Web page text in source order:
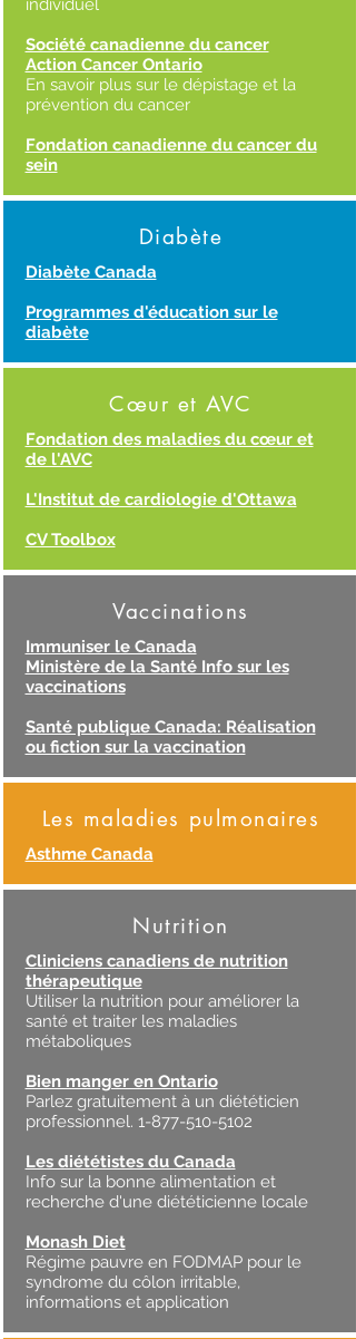
individuel
Société canadienne du cancer
Action Cancer Ontario
En savoir plus sur le dépistage et la
prévention du cancer
Fondation canadienne du cancer du
sein
Diabète
Diabète Canada
Programmes d'éducation sur le
diabète
Cœur et AVC
Fondation des maladies du cœur et
de l'AVC
L'Institut de cardiologie d'Ottawa
CV Toolbox
Vaccinations
Immuniser le Canada
Ministère de la Santé Info sur les
vaccinations
Santé publique Canada: Réalisation
ou fiction sur la vaccination
Les maladies pulmonaires
Asthme Canada
Nutrition
Cliniciens canadiens de nutrition
thérapeutique
Utiliser la nutrition pour améliorer la
santé et traiter les maladies
métaboliques
Bien manger en Ontario
Parlez gratuitement à un diététicien
professionnel. 1-877-510-5102
Les diététistes du Canada
Info sur la bonne alimentation et
recherche d'une diététicienne locale
Monash Diet
Régime pauvre en FODMAP pour le
syndrome du côlon irritable,
informations et application